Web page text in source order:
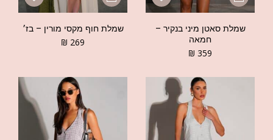
שמלת סאטן מיני בנקיר –
חמאה
₪ 359
שמלת חוף מקסי מורין – בז׳
₪ 269